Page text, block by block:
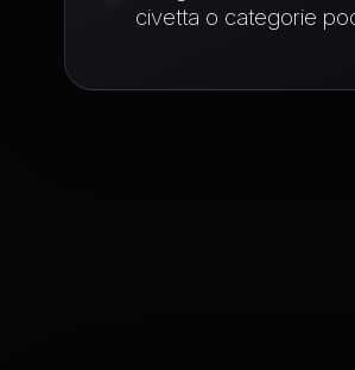
civetta o categorie